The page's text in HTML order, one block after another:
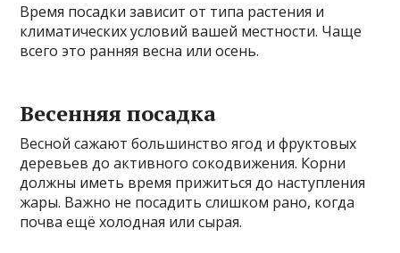
Время посадки зависит от типа растения и
климатических условий вашей местности. Чаще
всего это ранняя весна или осень.
Весенняя посадка
Весной сажают большинство ягод и фруктовых
деревьев до активного сокодвижения. Корни
должны иметь время прижиться до наступления
жары. Важно не посадить слишком рано, когда
почва ещё холодная или сырая.